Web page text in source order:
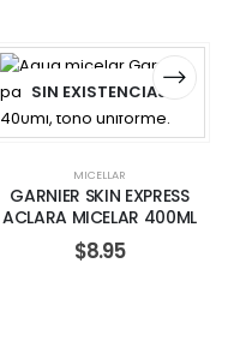
SIN EXISTENCIAS
MICELLAR
GARNIER SKIN EXPRESS
ACLARA MICELAR 400ML
$8.95